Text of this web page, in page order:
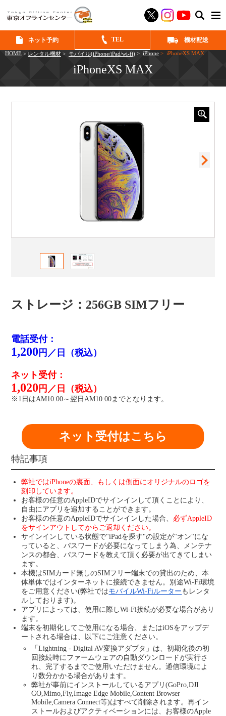
ネット予約 TEL 機材配送
HOME > レンタル機材 > モバイル(iPhone/iPad/wi-fi) > iPhone > iPhoneXS MAX
iPhoneXS MAX
ストレージ：256GB SIMフリー
電話受付：
1,200 円／日（税込）
ネット受付：
1,020 円／日（税込）
※1日はAM10:00～翌日AM10:00までとなります。
ネット受付はこちら
特記事項
弊社ではiPhoneの裏面、もしくは側面にオリジナルのロゴを
刻印しています。
お客様の任意のAppleIDでサインインして頂くことにより、
自由にアプリを追加することができます。
お客様の任意のAppleIDでサインインした場合、 必ずAppleID
をサインアウトしてからご返却ください。
サインインしている状態で"iPadを探す"の設定が"オン"にな
っていると、パスワードが必要になってしまう為、メンテナ
ンスの都合、パスワードを教えて頂く必要が出てきてしまい
ます。
本機はSIMカード無しのSIMフリー端末での貸出のため、本
体単体ではインターネットに接続できません。別途Wi-Fi環境
をご用意ください(弊社ではモバイルWi-Fiルーター もレンタ
ルしております)。
アプリによっては、使用に際しWi-Fi接続が必要な場合があり
ます。
端末を初期化してご使用になる場合、またはiOSをアップデ
ートされる場合は、以下にご注意ください。
「Lightning - Digital AV変換アダプタ」は、初期化後の初
回接続時にファームウェアの自動ダウンロードが実行さ
れ、完了するまでご使用いただけません。通信環境によ
り数分かかる場合があります。
弊社が事前にインストールしているアプリ(GoPro,DJI
GO,Mimo,Fly,Image Edge Mobile,Content Browser
Mobile,Camera Connect等)はすべて削除されます。再イン
ストールおよびアクティベーションには、お客様のApple